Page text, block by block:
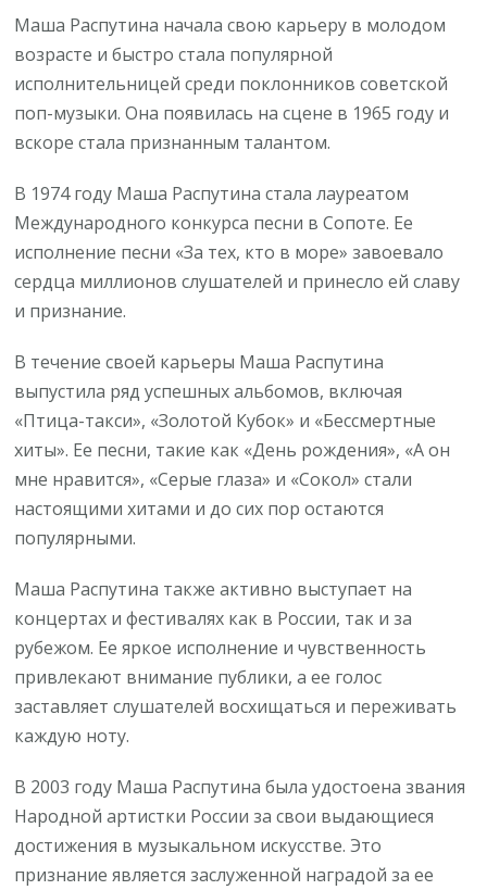
Маша Распутина начала свою карьеру в молодом
возрасте и быстро стала популярной
исполнительницей среди поклонников советской
поп-музыки. Она появилась на сцене в 1965 году и
вскоре стала признанным талантом.
В 1974 году Маша Распутина стала лауреатом
Международного конкурса песни в Сопоте. Ее
исполнение песни «За тех, кто в море» завоевало
сердца миллионов слушателей и принесло ей славу
и признание.
В течение своей карьеры Маша Распутина
выпустила ряд успешных альбомов, включая
«Птица-такси», «Золотой Кубок» и «Бессмертные
хиты». Ее песни, такие как «День рождения», «А он
мне нравится», «Серые глаза» и «Сокол» стали
настоящими хитами и до сих пор остаются
популярными.
Маша Распутина также активно выступает на
концертах и фестивалях как в России, так и за
рубежом. Ее яркое исполнение и чувственность
привлекают внимание публики, а ее голос
заставляет слушателей восхищаться и переживать
каждую ноту.
В 2003 году Маша Распутина была удостоена звания
Народной артистки России за свои выдающиеся
достижения в музыкальном искусстве. Это
признание является заслуженной наградой за ее